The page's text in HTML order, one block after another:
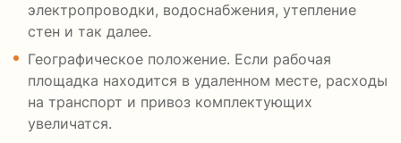
электропроводки, водоснабжения, утепление
стен и так далее.
Географическое положение. Если рабочая
площадка находится в удаленном месте, расходы
на транспорт и привоз комплектующих
увеличатся.